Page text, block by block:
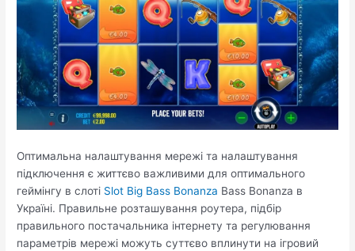
Оптимальна налаштування мережі та налаштування
підключення є життєво важливими для оптимального
геймінгу в слоті Slot Big Bass Bonanza Bass Bonanza в
Україні. Правильне розташування роутера, підбір
правильного постачальника інтернету та регулювання
параметрів мережі можуть суттєво вплинути на ігровий